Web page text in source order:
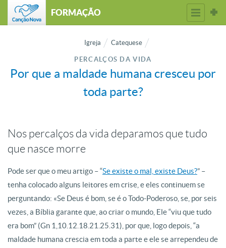
FORMAÇÃO
Igreja Catequese
PERCALÇOS DA VIDA
Por que a maldade humana cresceu por
toda parte?
Nos percalços da vida deparamos que tudo
que nasce morre
Pode ser que o meu artigo – “Se existe o mal, existe Deus?” –
tenha colocado alguns leitores em crise, e eles continuem se
perguntando: «Se Deus é bom, se é o Todo-Poderoso, se, por seis
vezes, a Bíblia garante que, ao criar o mundo, Ele “viu que tudo
era bom” (Gn 1,10.12.18.21.25.31), por que, logo depois, “a
maldade humana crescia em toda a parte e ele se arrependeu de